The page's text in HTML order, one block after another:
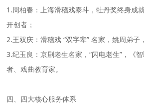
1.周柏春：上海滑稽戏泰斗，牡丹奖终身成
开创者；
2.王双庆：滑稽戏 “双字辈” 名家，姚周弟子
3.纪玉良：京剧老生名家，“闪电老生”，《
者、戏曲教育家。
四、四大核心服务体系